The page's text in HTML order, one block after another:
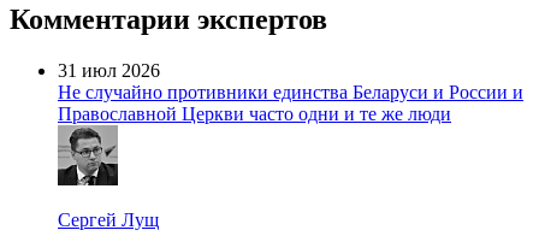
Комментарии экспертов
31 июл 2026
Не случайно противники единства Беларуси и России и
Православной Церкви часто одни и те же люди
Сергей Лущ